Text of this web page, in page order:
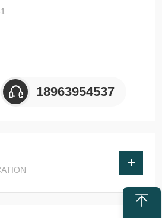
现出厂试验后经运输、安装和运行中
的短路变化应视为显著变化）。
18963954537